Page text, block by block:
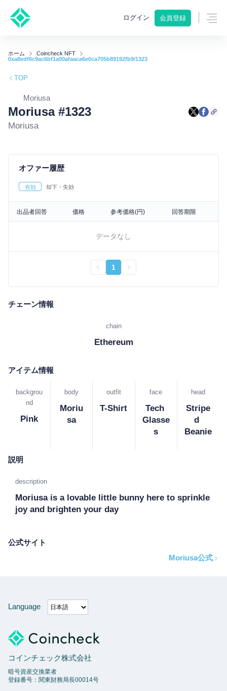
ログイン 会員登録
ホーム
Coincheck NFT
0xa8edf6c9ac6bf1a00afaaca6e0ca705b89192fb9/1323
TOP
Moriusa
Moriusa #1323
Moriusa
オファー履歴
有効 却下・失効
出品者回答 価格 参考価格(円) 回答期限
データなし
1
チェーン情報
chain
Ethereum
アイテム情報
backgrou
nd
Pink
body
Moriu
sa
outfit
T-Shirt
face
Tech
Glasse
s
head
Stripe
d
Beanie
説明
description
Moriusa is a lovable little bunny here to sprinkle
joy and brighten your day
公式サイト
Moriusa公式
Language
コインチェック株式会社
暗号資産交換業者
登録番号：関東財務局長00014号